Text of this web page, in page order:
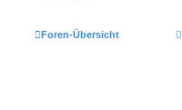
Foren-Übersicht